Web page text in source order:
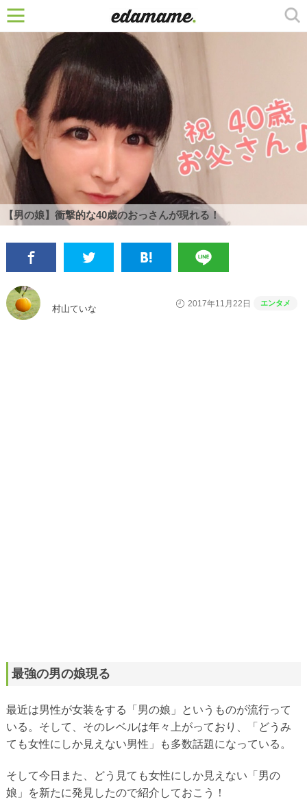
【男の娘】衝撃的な40歳のおっさんが現れる！
村山ていな
2017年11月22日 エンタメ
最強の男の娘現る
最近は男性が女装をする「男の娘」というものが流行って
いる。そして、そのレベルは年々上がっており、「どうみ
ても女性にしか見えない男性」も多数話題になっている。
そして今日また、どう見ても女性にしか見えない「男の
娘」を新たに発見したので紹介しておこう！